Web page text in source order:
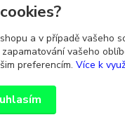
a v případě vašeho
vašeho
preferencím. Více k